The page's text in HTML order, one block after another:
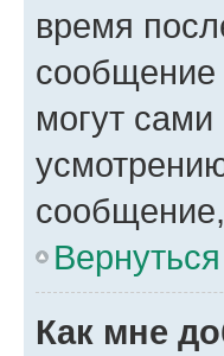
время
сообщение
могут
сообщение,
Как мне